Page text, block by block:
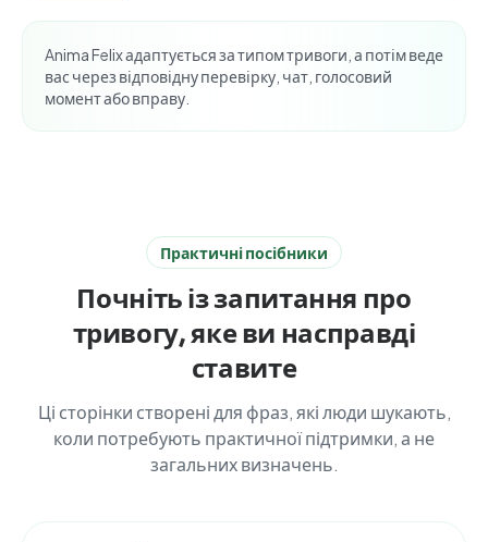
Anima Felix адаптується за типом тривоги, а потім веде
вас через відповідну перевірку, чат, голосовий
момент або вправу.
Практичні посібники
Почніть із запитання про
тривогу, яке ви насправді
ставите
Ці сторінки створені для фраз, які люди шукають,
коли потребують практичної підтримки, а не
загальних визначень.